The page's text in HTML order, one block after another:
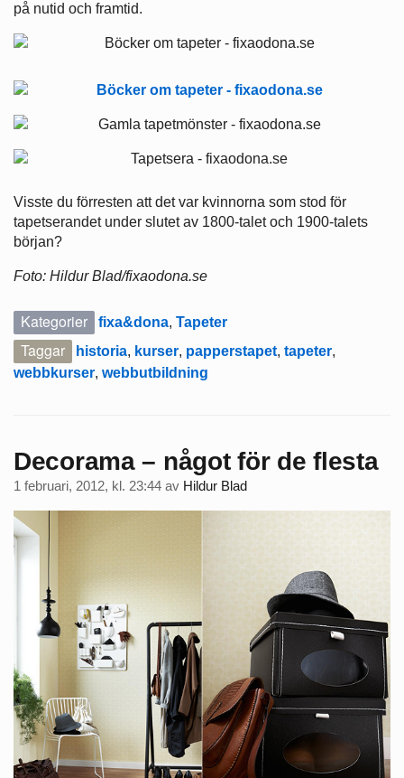
på nutid och framtid.
Visste du förresten att det var kvinnorna som stod för
tapetserandet under slutet av 1800-talet och 1900-talets
början?
Foto: Hildur Blad/fixaodona.se
Kategorier fixa&dona, Tapeter
Taggar historia, kurser, papperstapet, tapeter,
webbkurser, webbutbildning
Decorama – något för de flesta
1 februari, 2012, kl. 23:44 av Hildur Blad